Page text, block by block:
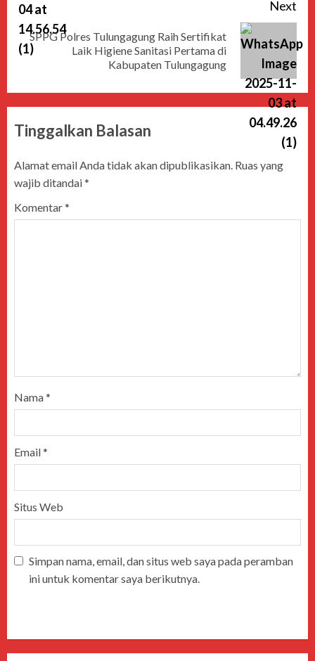
Next
SPPG Polres Tulungagung Raih Sertifikat
Laik Higiene Sanitasi Pertama di
Kabupaten Tulungagung
Tinggalkan Balasan
Alamat email Anda tidak akan dipublikasikan. Ruas yang
wajib ditandai*
Komentar*
Nama*
Email*
Situs Web
Simpan nama, email, dan situs web saya pada peramban
ini untuk komentar saya berikutnya.